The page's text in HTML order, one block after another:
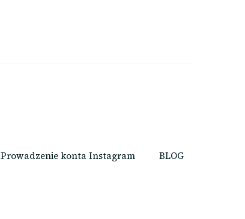
Prowadzenie konta Instagram BLOG